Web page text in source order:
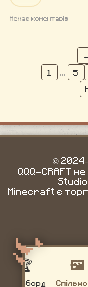
🏆
Лідерборд
🖼️
Немає коментарів
1
... 5
©
QQQ-CRAFT
Minecraft є